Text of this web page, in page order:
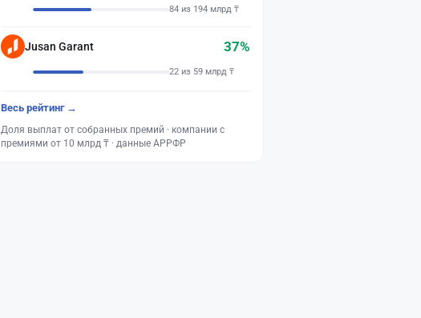
84 из 194 млрд ₸
Jusan Garant 37%
22 из 59 млрд ₸
Весь рейтинг →
Доля выплат от собранных премий · компании с
премиями от 10 млрд ₸ · данные АРРФР